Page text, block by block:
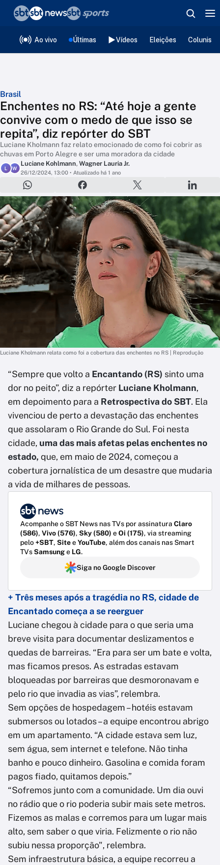
Ao vivo Últimas Vídeos Eleições
Brasil
Enchentes no RS: “Até hoje a gente
convive com o medo de que isso se
repita”, diz repórter do SBT
Luciane Kholmann faz relato emocionado de como foi cobrir as
chuvas em Porto Alegre e ser uma moradora da cidade
L W
Luciane Kohlmann, Wagner Lauria Jr.
26/12/2024, 13:00 • Atualizado há 1 ano
Luciane Kholmann relata como foi a cobertura das enchentes no RS | Reprodução
“Sempre que volto a Encantando (RS) sinto uma
dor no peito”, diz a repórter Luciane Kholmann,
em depoimento para a Retrospectiva do SBT. Ela
vivenciou de perto a devastação das enchentes
que assolaram o Rio Grande do Sul. Foi nesta
cidade, uma das mais afetas pelas enchentes no
estado, que, em maio de 2024, começou a
cobertura jornalística de um desastre que mudaria
a vida de milhares de pessoas.
Acompanhe o SBT News nas TVs por assinatura Claro
(586), Vivo (576), Sky (580) eOi (175), via streaming
pelo+SBT, SiteeYouTube, além dos canais nas Smart
TVsSamsunge LG.
Siga no Google Discover
+ Três meses após a tragédia no RS, cidade de
Encantado começa a se reerguer
Luciane chegou à cidade para o que seria uma
breve visita para documentar deslizamentos e
quedas de barreiras. “Era para ser um bate e volta,
mas ficamos presos. As estradas estavam
bloqueadas por barreiras que desmoronavam e
pelo rio que invadia as vias”, relembra.
Sem opções de hospedagem – hotéis estavam
submersos ou lotados – a equipe encontrou abrigo
em um apartamento. “A cidade estava sem luz,
sem água, sem internet e telefone. Não tinha
banho e pouco dinheiro. Gasolina e comida foram
pagos fiado, quitamos depois.”
“Sofremos junto com a comunidade. Um dia ouvi
no rádio que o rio poderia subir mais sete metros.
Fizemos as malas e corremos para um lugar mais
alto, sem saber o que viria. Felizmente o rio não
subiu nessa proporção", relembra.
Sem infraestrutura básica, a equipe recorreu a
❮voltar
Editorias